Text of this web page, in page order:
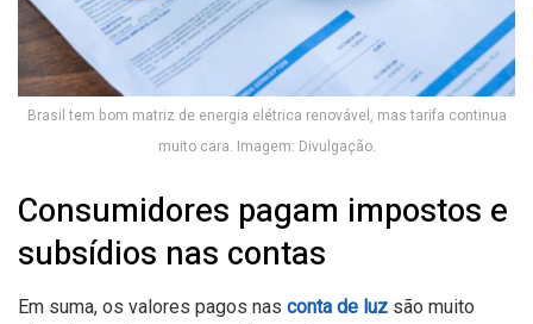
Brasil tem bom matriz de energia elétrica renovável, mas tarifa continua
muito cara. Imagem: Divulgação.
Consumidores pagam impostos e
subsídios nas contas
Em suma, os valores pagos nas conta de luz são muito